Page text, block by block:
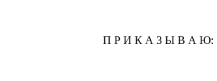
П Р И К А З Ы В А Ю: